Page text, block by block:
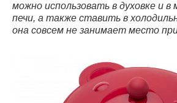
можно использовать в духовке и в
печи, а также ставить в
она совсем не занимает место